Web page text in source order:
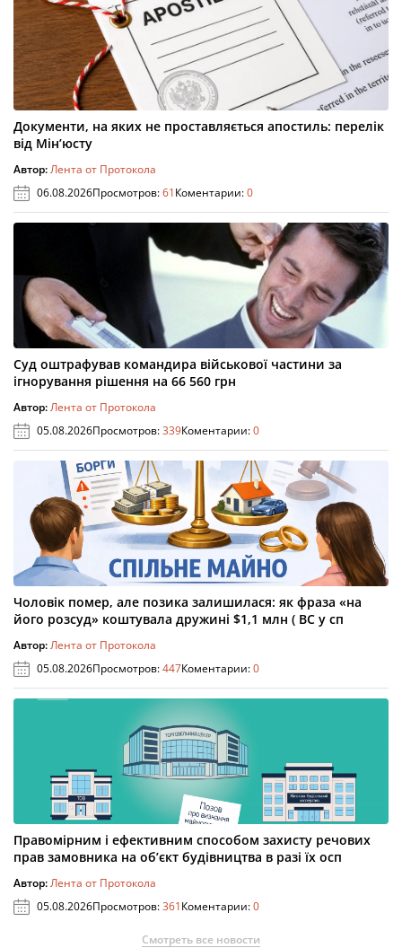
Документи, на яких не проставляється апостиль: перелік
від Мін’юсту
Автор:Лента от Протокола
06.08.2026Просмотров:61Коментарии:0
Суд оштрафував командира військової частини за
ігнорування рішення на 66 560 грн
Автор:Лента от Протокола
05.08.2026Просмотров:339Коментарии:0
Чоловік помер, але позика залишилася: як фраза «на
його розсуд» коштувала дружині $1,1 млн ( ВС у сп
Автор:Лента от Протокола
05.08.2026Просмотров:447Коментарии:0
Правомірним і ефективним способом захисту речових
прав замовника на об’єкт будівництва в разі їх осп
Автор:Лента от Протокола
05.08.2026Просмотров:361Коментарии:0
Смотреть все новости